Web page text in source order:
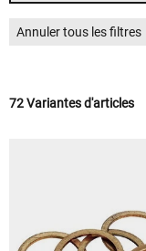
Annuler tous les filtres
72 Variantes d'articles